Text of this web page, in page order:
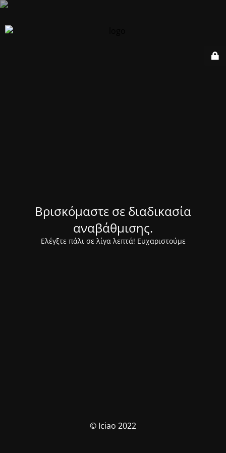
Βρισκόμαστε σε διαδικασία
αναβάθμισης.
Ελέγξτε πάλι σε λίγα λεπτά! Ευχαριστούμε
© Iciao 2022